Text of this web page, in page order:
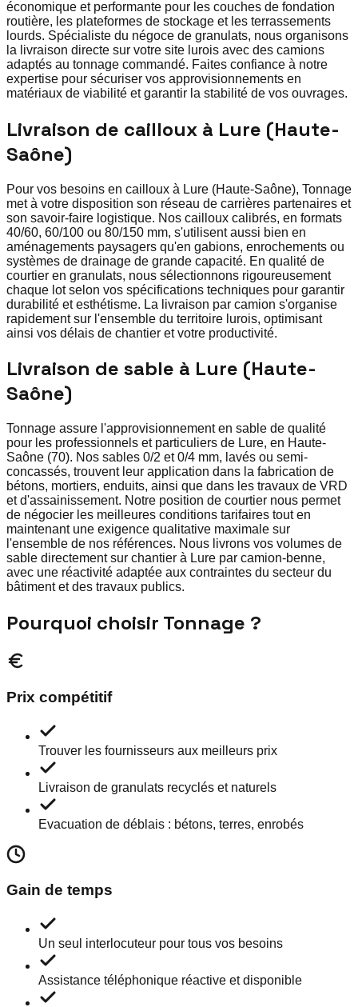
économique et performante pour les couches de fondation
routière, les plateformes de stockage et les terrassements
lourds. Spécialiste du négoce de granulats, nous organisons
la livraison directe sur votre site lurois avec des camions
adaptés au tonnage commandé. Faites confiance à notre
expertise pour sécuriser vos approvisionnements en
matériaux de viabilité et garantir la stabilité de vos ouvrages.
Livraison de cailloux à Lure (Haute-
Saône)
Pour vos besoins en cailloux à Lure (Haute-Saône), Tonnage
met à votre disposition son réseau de carrières partenaires et
son savoir-faire logistique. Nos cailloux calibrés, en formats
40/60, 60/100 ou 80/150 mm, s'utilisent aussi bien en
aménagements paysagers qu'en gabions, enrochements ou
systèmes de drainage de grande capacité. En qualité de
courtier en granulats, nous sélectionnons rigoureusement
chaque lot selon vos spécifications techniques pour garantir
durabilité et esthétisme. La livraison par camion s'organise
rapidement sur l'ensemble du territoire lurois, optimisant
ainsi vos délais de chantier et votre productivité.
Livraison de sable à Lure (Haute-
Saône)
Tonnage assure l'approvisionnement en sable de qualité
pour les professionnels et particuliers de Lure, en Haute-
Saône (70). Nos sables 0/2 et 0/4 mm, lavés ou semi-
concassés, trouvent leur application dans la fabrication de
bétons, mortiers, enduits, ainsi que dans les travaux de VRD
et d'assainissement. Notre position de courtier nous permet
de négocier les meilleures conditions tarifaires tout en
maintenant une exigence qualitative maximale sur
l'ensemble de nos références. Nous livrons vos volumes de
sable directement sur chantier à Lure par camion-benne,
avec une réactivité adaptée aux contraintes du secteur du
bâtiment et des travaux publics.
Pourquoi choisir Tonnage ?
Prix compétitif
Trouver les fournisseurs aux meilleurs prix
Livraison de granulats recyclés et naturels
Evacuation de déblais : bétons, terres, enrobés
Gain de temps
Un seul interlocuteur pour tous vos besoins
Assistance téléphonique réactive et disponible